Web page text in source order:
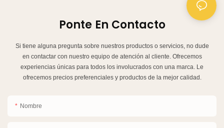
Ponte En Contacto
Si tiene alguna pregunta sobre nuestros productos o servicios, no dude
en contactar con nuestro equipo de atención al cliente. Ofrecemos
experiencias únicas para todos los involucrados con una marca. Le
ofrecemos precios preferenciales y productos de la mejor calidad.
Nombre